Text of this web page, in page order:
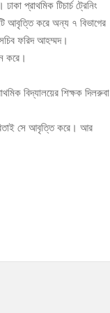
প্রাথমিক টিচার্চ ট্রেনিং
আবৃত্তি করে অন্য ৭ বিভাগের
ফরিদ আহম্মদ।
করে।
বিদ্যালয়ের শিক্ষক দিলরুবা
সে আবৃত্তি করে। আর